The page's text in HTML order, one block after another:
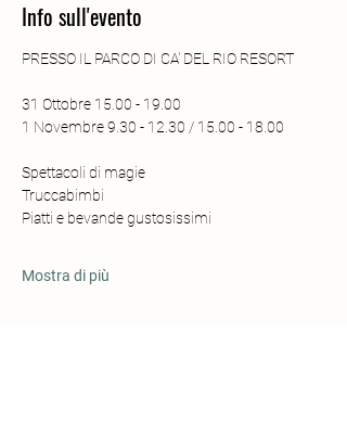
Info sull'evento
PRESSO IL PARCO DI CA' DEL RIO RESORT
31 Ottobre 15.00 - 19.00
1 Novembre 9.30 - 12.30 / 15.00 - 18.00
Spettacoli di magie
Truccabimbi
Piatti e bevande gustosissimi
Mostra di più